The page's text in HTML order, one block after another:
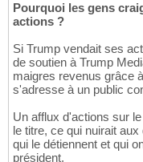
Pourquoi les gens
actions ?
Si Trump vendait ses
de soutien à Trump
maigres revenus grâce
s'adresse à un public
Un afflux d'actions sur
le titre, ce qui nuirait
qui le détiennent et qui
président.